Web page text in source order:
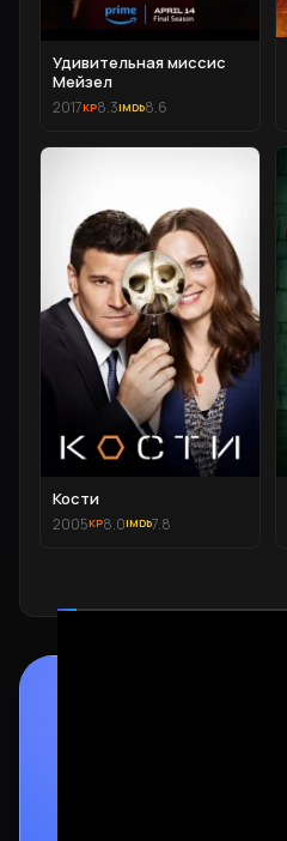
Удивительная миссис
Мейзел
2017 8.3 8.6
Кости
2005 8.0 7.8